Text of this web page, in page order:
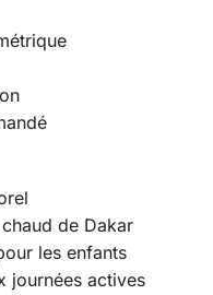
de Dakar
les enfants
journées actives